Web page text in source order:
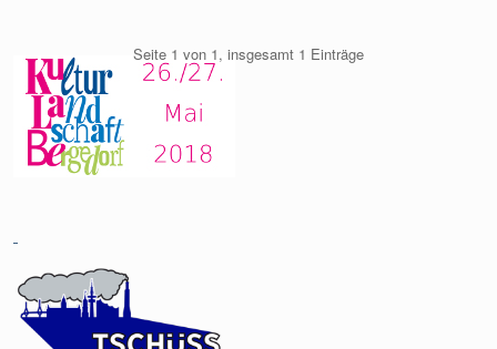
Seite 1 von 1, insgesamt 1 Einträge